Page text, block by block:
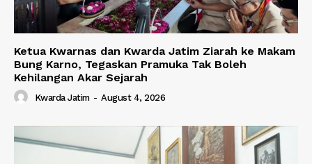
Ketua Kwarnas dan Kwarda Jatim Ziarah ke Makam
Bung Karno, Tegaskan Pramuka Tak Boleh
Kehilangan Akar Sejarah
Kwarda Jatim - August 4, 2026